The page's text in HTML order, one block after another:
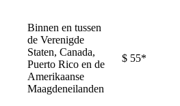
Binnen en tussen
de Verenigde
Staten, Canada,
Puerto Rico en de
Amerikaanse
Maagdeneilanden
$ 55*